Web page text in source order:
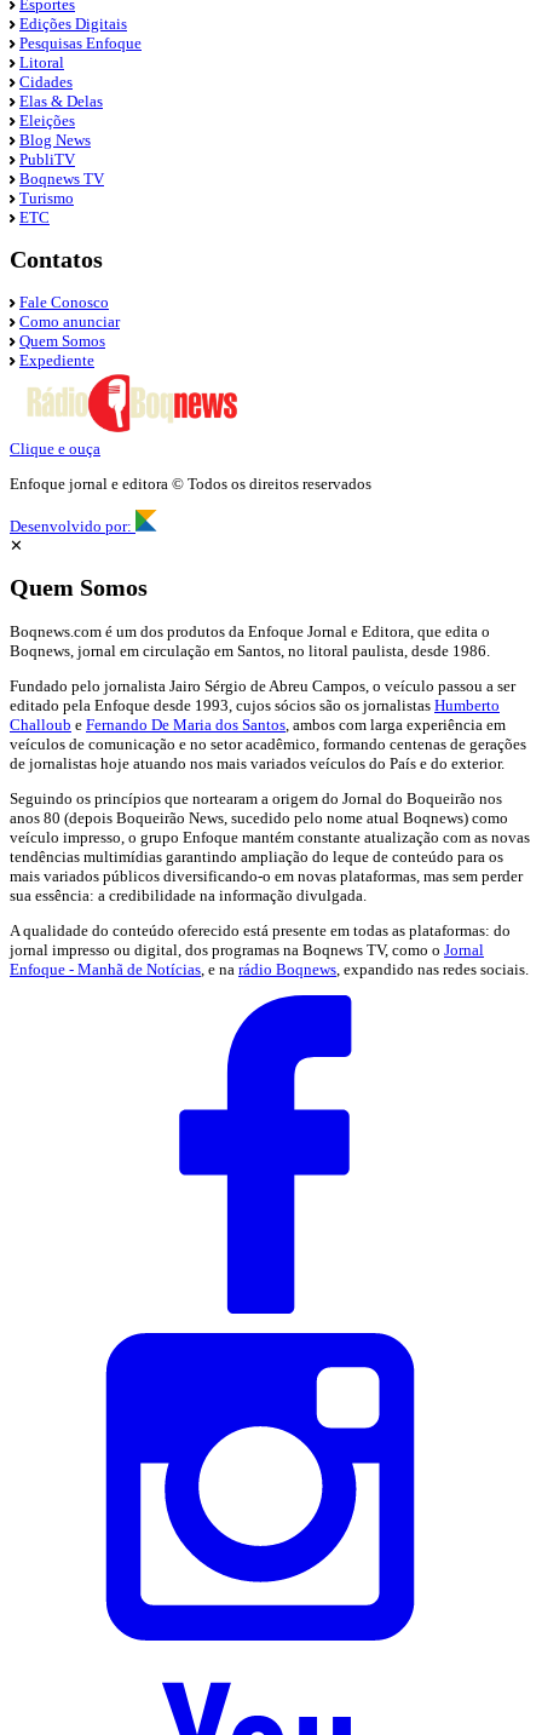
Esportes
Edições Digitais
Pesquisas Enfoque
Litoral
Cidades
Elas & Delas
Eleições
Blog News
PubliTV
Boqnews TV
Turismo
ETC
Contatos
Fale Conosco
Como anunciar
Quem Somos
Expediente
Clique e ouça
Enfoque jornal e editora © Todos os direitos reservados
Desenvolvido por:
✕
Quem Somos
Boqnews.com é um dos produtos da Enfoque Jornal e Editora, que edita o
Boqnews, jornal em circulação em Santos, no litoral paulista, desde 1986.
Fundado pelo jornalista Jairo Sérgio de Abreu Campos, o veículo passou a ser
editado pela Enfoque desde 1993, cujos sócios são os jornalistas Humberto
Challoub e Fernando De Maria dos Santos , ambos com larga experiência em
veículos de comunicação e no setor acadêmico, formando centenas de gerações
de jornalistas hoje atuando nos mais variados veículos do País e do exterior.
Seguindo os princípios que nortearam a origem do Jornal do Boqueirão nos
anos 80 (depois Boqueirão News, sucedido pelo nome atual Boqnews) como
veículo impresso, o grupo Enfoque mantém constante atualização com as novas
tendências multimídias garantindo ampliação do leque de conteúdo para os
mais variados públicos diversificando-o em novas plataformas, mas sem perder
sua essência: a credibilidade na informação divulgada.
A qualidade do conteúdo oferecido está presente em todas as plataformas: do
jornal impresso ou digital, dos programas na Boqnews TV, como o Jornal
Enfoque - Manhã de Notícias , e na rádio Boqnews , expandido nas redes sociais.